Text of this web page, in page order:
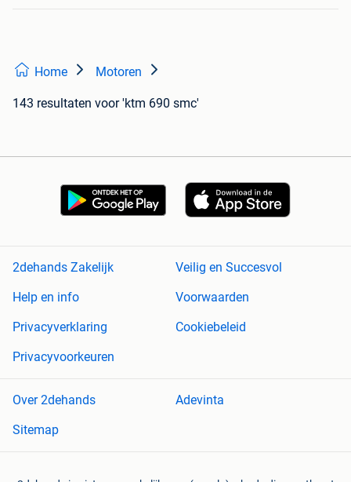
Home Motoren
143 resultaten voor 'ktm 690 smc'
2dehands Zakelijk
Veilig en Succesvol
Help en info
Voorwaarden
Privacyverklaring
Cookiebeleid
Privacyvoorkeuren
Over 2dehands
Adevinta
Sitemap